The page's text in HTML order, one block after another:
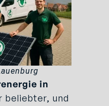
in
beliebter, und